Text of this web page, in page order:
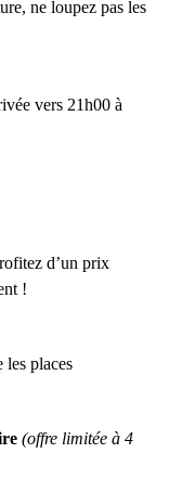
ne loupez pas les
vers 21h00 à
d’un prix
!
places
(offre limitée à 4